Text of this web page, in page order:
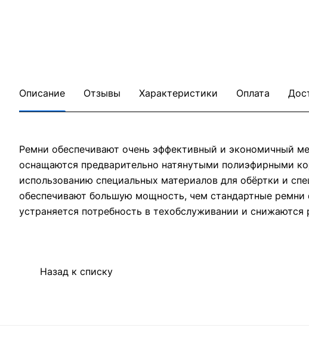
Описание Отзывы Характеристики Оплата
Ремни обеспечивают очень эффективный и экономичный
оснащаются предварительно натянутыми полиэфирными
использованию специальных материалов для обёртки и
обеспечивают большую мощность, чем стандартные
устраняется потребность в техобслуживании и снижаются
Назад к списку